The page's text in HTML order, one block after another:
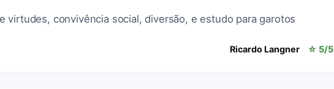
virtudes, convivência social, diversão, e estudo para garotos
Ricardo Langner ☆ 5/5